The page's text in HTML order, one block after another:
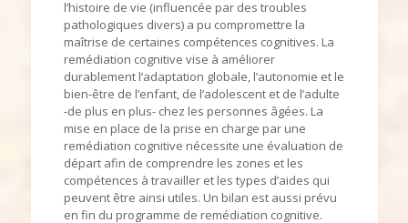
l’histoire de vie (influencée par des troubles
pathologiques divers) a pu compromettre la
maîtrise de certaines compétences cognitives. La
remédiation cognitive vise à améliorer
durablement l’adaptation globale, l’autonomie et le
bien-être de l’enfant, de l’adolescent et de l’adulte
-de plus en plus- chez les personnes âgées. La
mise en place de la prise en charge par une
remédiation cognitive nécessite une évaluation de
départ afin de comprendre les zones et les
compétences à travailler et les types d’aides qui
peuvent être ainsi utiles. Un bilan est aussi prévu
en fin du programme de remédiation cognitive.